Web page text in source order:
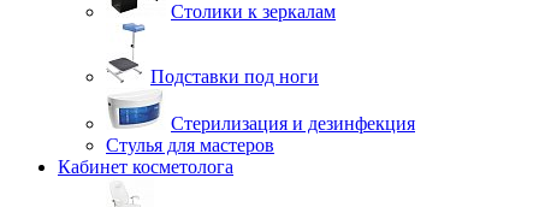
Столики к зеркалам
Подставки под ноги
Стерилизация и дезинфекция
Стулья для мастеров
Кабинет косметолога